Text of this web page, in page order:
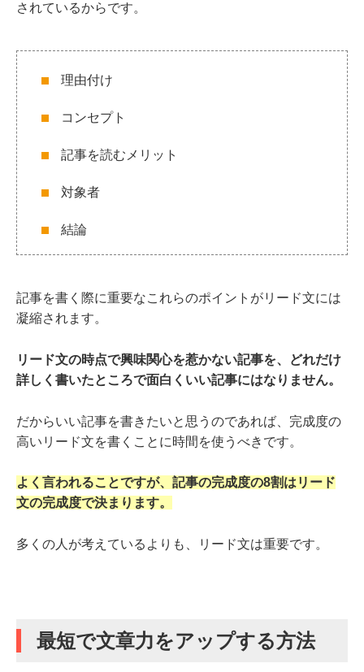
されているからです。
理由付け
コンセプト
記事を読むメリット
対象者
結論
記事を書く際に重要なこれらのポイントがリード文には
凝縮されます。
リード文の時点で興味関心を惹かない記事を、どれだけ
詳しく書いたところで面白くいい記事にはなりません。
だからいい記事を書きたいと思うのであれば、完成度の
高いリード文を書くことに時間を使うべきです。
よく言われることですが、記事の完成度の8割はリード
文の完成度で決まります。
多くの人が考えているよりも、リード文は重要です。
最短で文章力をアップする方法